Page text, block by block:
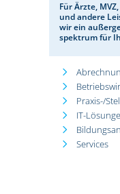
Für Ärzte,
und andere
wir ein
spektrum für
Praxis-/
IT-
Services